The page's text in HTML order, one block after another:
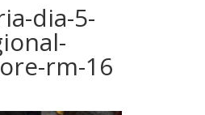
dia-5-
rm-16